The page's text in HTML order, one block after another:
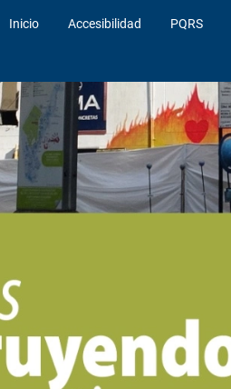
Inicio Accesibilidad PQRS